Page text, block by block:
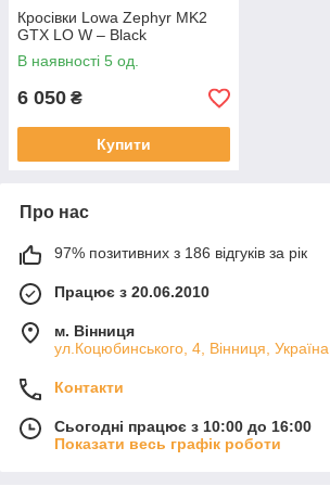
Кросівки Lowa Zephyr MK2
GTX LO W – Black
В наявності 5 од.
6 050 ₴
Купити
Про нас
97% позитивних з 186 відгуків за рік
Працює з 20.06.2010
м. Вінниця
ул.Коцюбинського, 4, Вінниця, Україна
Контакти
Сьогодні працює з 10:00 до 16:00
Показати весь графік роботи